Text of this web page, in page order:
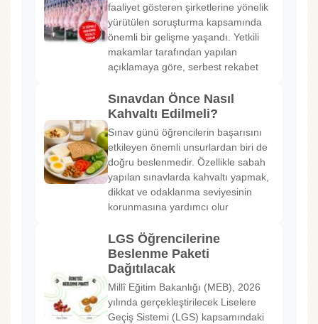
faaliyet gösteren şirketlerine yönelik
yürütülen soruşturma kapsamında
önemli bir gelişme yaşandı. Yetkili
makamlar tarafından yapılan
açıklamaya göre, serbest rekabet
Sınavdan Önce Nasıl
Kahvaltı Edilmeli?
Sınav günü öğrencilerin başarısını
etkileyen önemli unsurlardan biri de
doğru beslenmedir. Özellikle sabah
yapılan sınavlarda kahvaltı yapmak,
dikkat ve odaklanma seviyesinin
korunmasına yardımcı olur
LGS Öğrencilerine
Beslenme Paketi
Dağıtılacak
Millî Eğitim Bakanlığı (MEB), 2026
yılında gerçekleştirilecek Liselere
Geçiş Sistemi (LGS) kapsamındaki